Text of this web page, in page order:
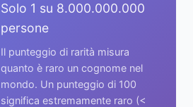
Solo 1 su 8.000.000.000
persone
Il punteggio di rarità misura
quanto è raro un cognome nel
mondo. Un punteggio di 100
significa estremamente raro (<